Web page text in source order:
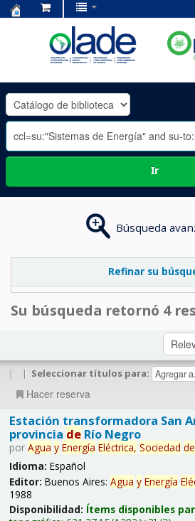
OLADE
-
Ir
Búsqueda
Refinar su
Su búsqueda retornó 4
| | Seleccionar títulos para:
Hacer reserva
Estación transformadora San
provincia deRío Negro
por Agua y Energía Eléctrica, Sociedad de
Idioma: Español
Editor: Buenos Aires: Agua y Energía
1988
Disponibilidad: Ítems disponibles